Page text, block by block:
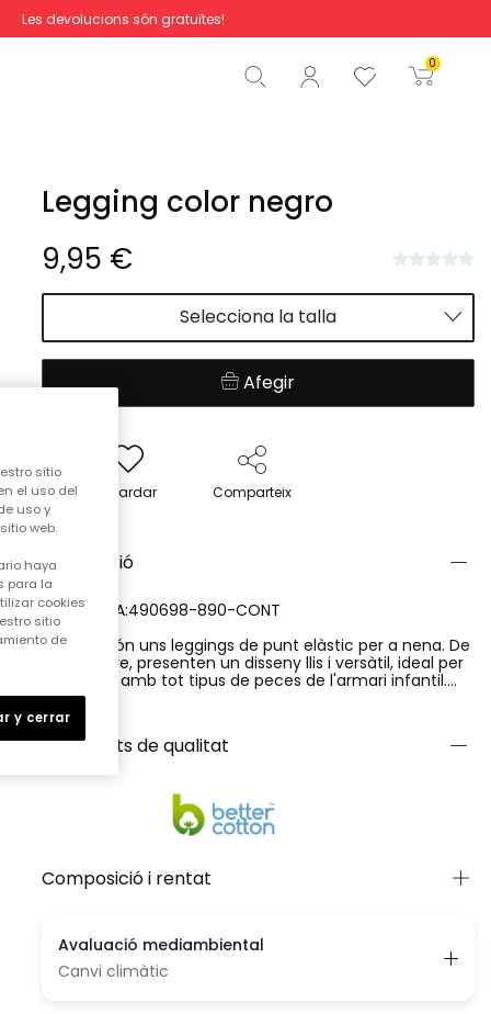
Les devolucions són gratuïtes!
0
Total 0,00 €
Començar la comanda
Legging color negro
9,95 €
Selecciona la talla
Afegir
Guardar Comparteix
Descripció
REFERENCIA:490698-890-CONT
Aquests són uns leggings de punt elàstic per a nena. De
color negre, presenten un disseny llis i versàtil, ideal per
combinar amb tot tipus de peces de l'armari infantil.
Estan confeccionats en un teixit de punt suau, amb una
composició de 92% cotó i 8% elastà, que aporta
comoditat, elasticitat i un ajust confortable. Aquests
leggings ofereixen llibertat de moviment i confort,
Ver más
Certificats de qualitat
Composició i rentat
sitio
el uso del
uso y
web.
haya
para la
cookies
sitio
de
y cerrar